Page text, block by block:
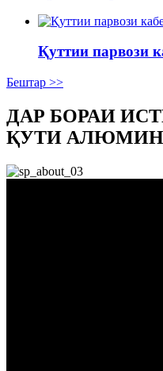
Қуттии парвози
Бештар >>
ДАР БОРАИ
ҚУТИ